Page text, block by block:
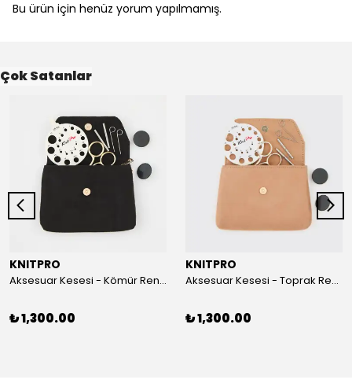
Bu ürün için henüz yorum yapılmamış.
Çok Satanlar
KNITPRO
Aksesuar Kesesi - Kömür Rengi
₺ 1,300.00
KNITPRO
Aksesuar Kesesi - Toprak Rengi
₺ 1,300.00